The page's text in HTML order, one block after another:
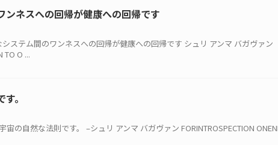
ネスへの回帰が健康への回帰です
ステム間のワンネスへの回帰が健康への回帰です シュリ アンマ バガヴァン
TO O ...
。
の自然な法則です。 –シュリ アンマ バガヴァン FORINTROSPECTION